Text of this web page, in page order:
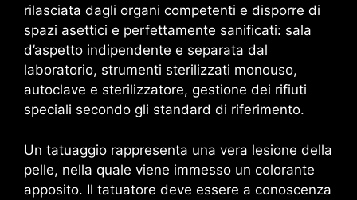
rilasciata dagli organi competenti e disporre di
spazi asettici e perfettamente sanificati: sala
d’aspetto indipendente e separata dal
laboratorio, strumenti sterilizzati monouso,
autoclave e sterilizzatore, gestione dei rifiuti
speciali secondo gli standard di riferimento.
Un tatuaggio rappresenta una vera lesione della
pelle, nella quale viene immesso un colorante
apposito. Il tatuatore deve essere a conoscenza